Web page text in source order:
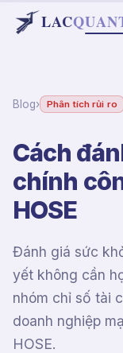
LACQ
Blog› Phân tích rủi ro
Cách
chính
HOSE
Đánh giá sức
yết không cần
nhóm chỉ số tài
doanh nghiệp
HOSE.